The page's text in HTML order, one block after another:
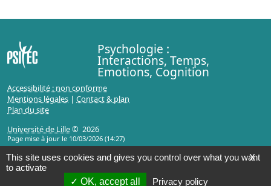
Psychologie :
Interactions, Temps,
Emotions, Cognition
Accessibilité : non conforme
Mentions légales | Contact & plan
Plan du site
Université de Lille© 2026
Page mise à jour le 10/03/2026 (14:27)
X
This site uses cookies and gives you control over what you want
to activate
OK, accept all
Privacy policy